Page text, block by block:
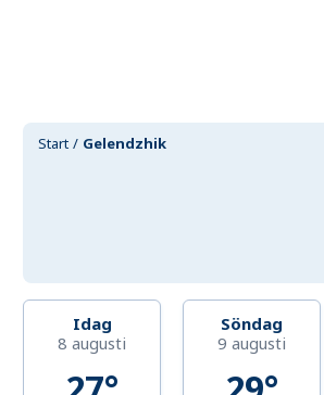
Start
Gelendzhik
Idag
8 augusti
Söndag
9 augusti